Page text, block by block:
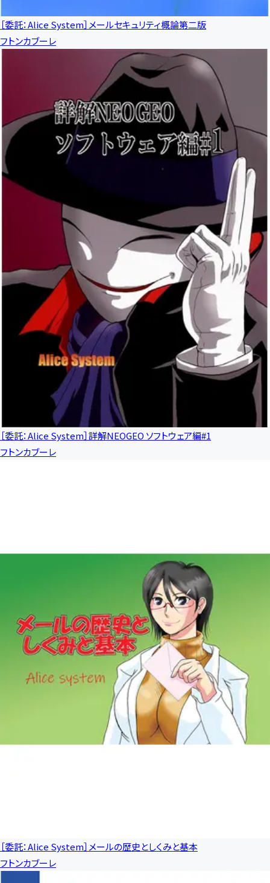
［委託：Alice System］メールセキュリティ概論第二版
フトンカブーレ
［委託：Alice System］詳解NEOGEO ソフトウェア編#1
フトンカブーレ
［委託：Alice System］メールの歴史としくみと基本
フトンカブーレ